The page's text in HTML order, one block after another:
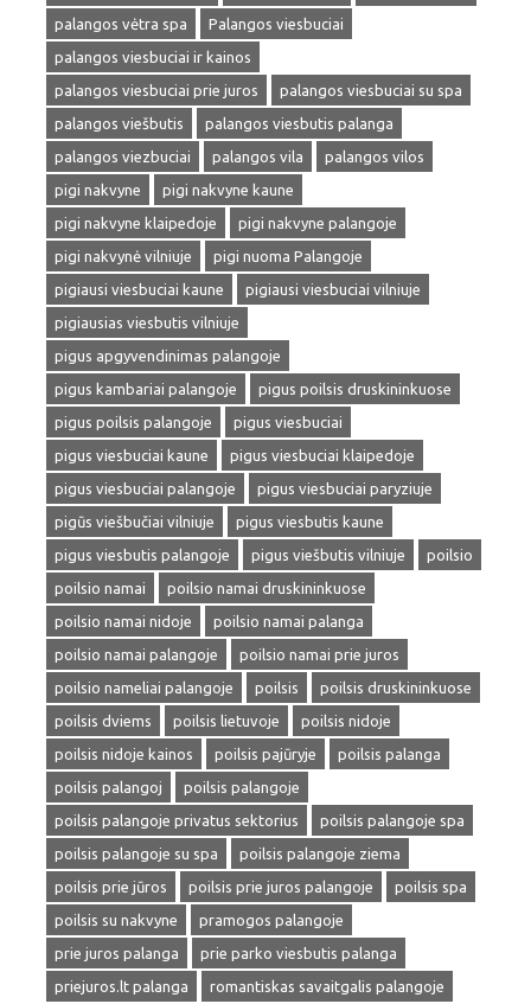
palangos vėtra spa
Palangos viesbuciai
palangos viesbuciai ir kainos
palangos viesbuciai prie juros
palangos viesbuciai su spa
palangos viešbutis
palangos viesbutis palanga
palangos viezbuciai
palangos vila
palangos vilos
pigi nakvyne
pigi nakvyne kaune
pigi nakvyne klaipedoje
pigi nakvyne palangoje
pigi nakvynė vilniuje
pigi nuoma Palangoje
pigiausi viesbuciai kaune
pigiausi viesbuciai vilniuje
pigiausias viesbutis vilniuje
pigus apgyvendinimas palangoje
pigus kambariai palangoje
pigus poilsis druskininkuose
pigus poilsis palangoje
pigus viesbuciai
pigus viesbuciai kaune
pigus viesbuciai klaipedoje
pigus viesbuciai palangoje
pigus viesbuciai paryziuje
pigūs viešbučiai vilniuje
pigus viesbutis kaune
pigus viesbutis palangoje
pigus viešbutis vilniuje
poilsio
poilsio namai
poilsio namai druskininkuose
poilsio namai nidoje
poilsio namai palanga
poilsio namai palangoje
poilsio namai prie juros
poilsio nameliai palangoje
poilsis
poilsis druskininkuose
poilsis dviems
poilsis lietuvoje
poilsis nidoje
poilsis nidoje kainos
poilsis pajūryje
poilsis palanga
poilsis palangoj
poilsis palangoje
poilsis palangoje privatus sektorius
poilsis palangoje spa
poilsis palangoje su spa
poilsis palangoje ziema
poilsis prie jūros
poilsis prie juros palangoje
poilsis spa
poilsis su nakvyne
pramogos palangoje
prie juros palanga
prie parko viesbutis palanga
priejuros.lt palanga
romantiskas savaitgalis palangoje